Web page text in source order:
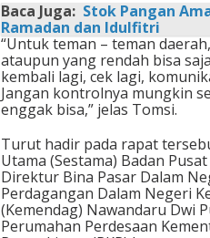
Baca Juga: Stok Pangan
Ramadan dan Idulfitri
“Untuk teman – teman
ataupun yang rendah bisa
kembali lagi, cek lagi,
Jangan kontrolnya mungkin
enggak bisa,” jelas Tomsi.
Turut hadir pada rapat
Utama (Sestama) Badan
Direktur Bina Pasar Dalam
Perdagangan Dalam Negeri
(Kemendag) Nawandaru Dwi
Perumahan Perdesaan